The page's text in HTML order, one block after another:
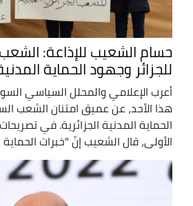
حسام الشعيب للإذاعة:
للجزائر وجهود الحماية المدنية
أعرب الإعلامي والمحلل السياسي
هذا الأحد، عن عميق امتنان الشعب
الحماية المدنية الجزائرية. في تصريحات
الأولى، قال الشعيب إنّ "خبرات الحماية